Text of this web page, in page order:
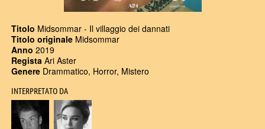
Titolo Midsommar - Il villaggio dei dannati
Titolo originale Midsommar
Anno 2019
Regista Ari Aster
Genere Drammatico, Horror, Mistero
INTERPRETATO DA